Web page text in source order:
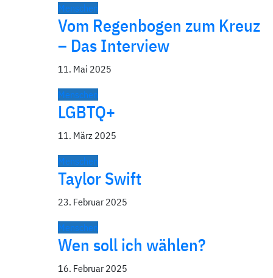
Menschen
Vom Regenbogen zum Kreuz
– Das Interview
11. Mai 2025
Menschen
LGBTQ+
11. März 2025
Menschen
Taylor Swift
23. Februar 2025
Menschen
Wen soll ich wählen?
16. Februar 2025